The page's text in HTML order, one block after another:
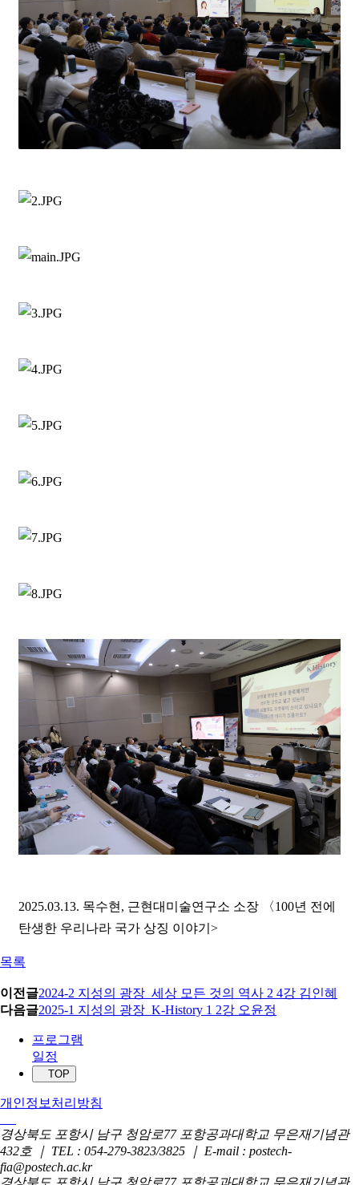
2025.03.13. 목수현, 근현대미술연구소 소장 〈100년 전에
탄생한 우리나라 국가 상징 이야기>
목록
이전글2024-2 지성의 광장_세상 모든 것의 역사 2 4강 김인혜
다음글2025-1 지성의 광장_K-History 1 2강 오윤정
프로그램
일정
TOP
개인정보처리방침
경상북도 포항시 남구 청암로77 포항공과대학교 무은재기념관
432호 ｜ TEL : 054-279-3823/3825 ｜ E-mail : postech-
fia@postech.ac.kr